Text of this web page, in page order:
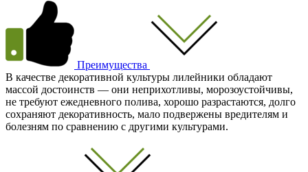
Преимущества
В качестве декоративной культуры лилейники обладают
массой достоинств — они неприхотливы, морозоустойчивы,
не требуют ежедневного полива, хорошо разрастаются, долго
сохраняют декоративность, мало подвержены вредителям и
болезням по сравнению с другими культурами.